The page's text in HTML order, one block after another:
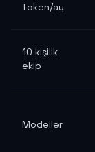
token/ay
10 kişilik
ekip
Modeller